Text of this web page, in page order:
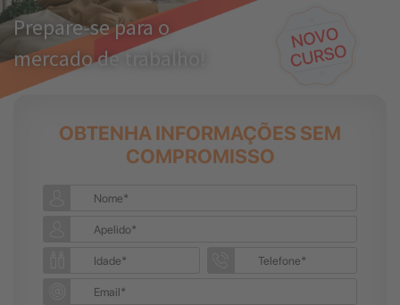
Prepare-se para o
mercado de trabalho!
OBTENHA INFORMAÇÕES SEM
COMPROMISSO